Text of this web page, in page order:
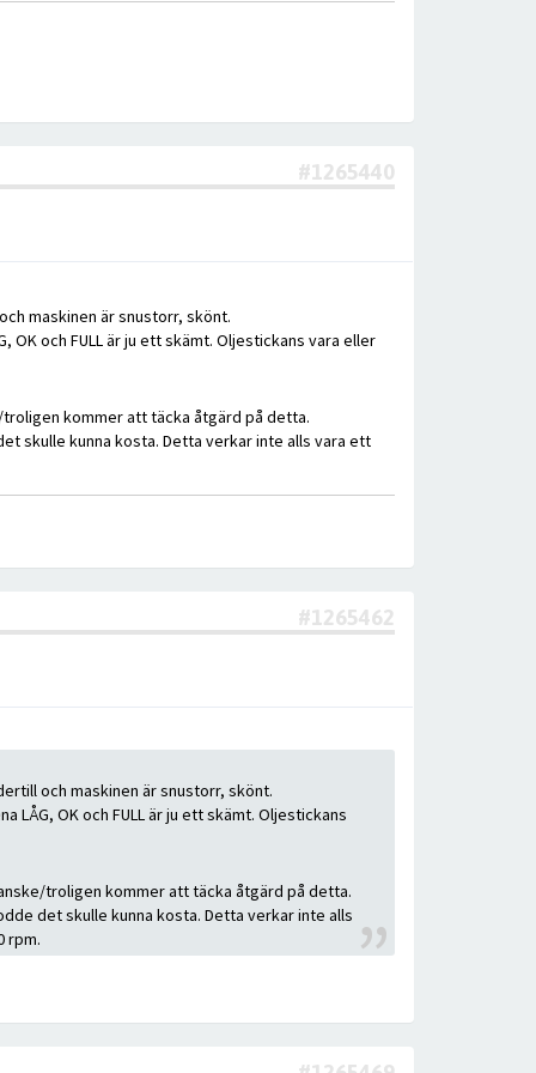
#1265440
maskinen är snustorr, skönt.
och FULL är ju ett skämt. Oljestickans vara eller
kommer att täcka åtgärd på detta.
skulle kunna kosta. Detta verkar inte alls vara ett
#1265462
och maskinen är snustorr, skönt.
OK och FULL är ju ett skämt. Oljestickans
troligen kommer att täcka åtgärd på detta.
det skulle kunna kosta. Detta verkar inte alls
rpm.